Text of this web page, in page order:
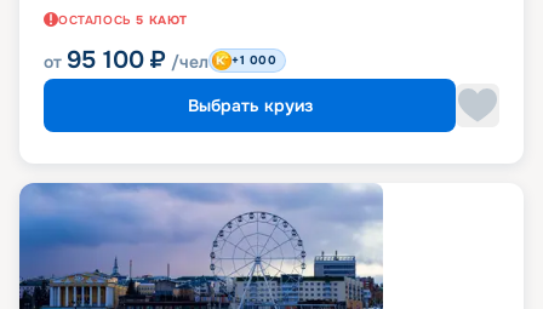
ОСТАЛОСЬ 5 КАЮТ
от 95 100 ₽ /чел +1 000
Выбрать круиз